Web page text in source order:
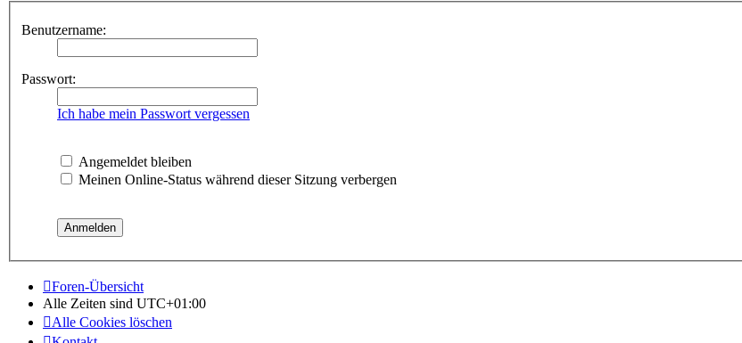
Benutzername:
Passwort:
Ich habe mein Passwort vergessen
Angemeldet bleiben
Meinen Online-Status während dieser Sitzung verbergen
Foren-Übersicht
Alle Zeiten sind UTC+01:00
Alle Cookies löschen